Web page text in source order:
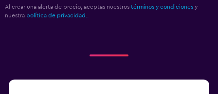
Al crear una alerta de precio, aceptas nuestros términos y condiciones y
nuestra política de privacidad.